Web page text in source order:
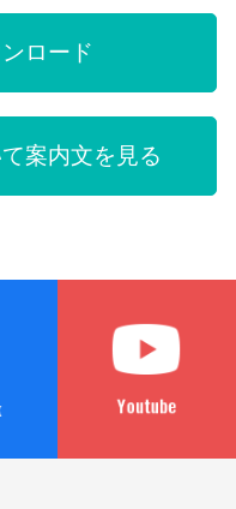
ロード
案内文を見る